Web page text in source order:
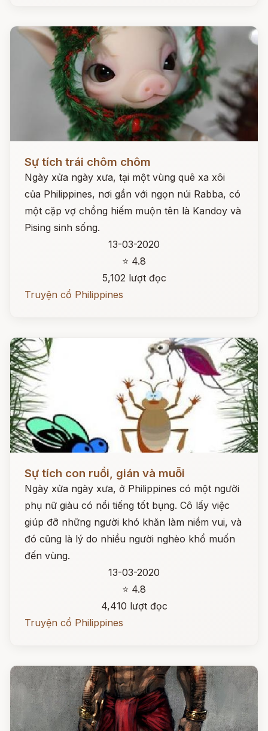
Sự tích trái chôm chôm
Ngày xửa ngày xưa, tại một vùng quê xa xôi
của Philippines, nơi gần với ngọn núi Rabba, có
một cặp vợ chồng hiếm muộn tên là Kandoy và
Pising sinh sống.
13-03-2020
⭐ 4.8
5,102 lượt đọc
Truyện cổ Philippines
Sự tích con ruồi, gián và muỗi
Ngày xửa ngày xưa, ở Philippines có một người
phụ nữ giàu có nổi tiếng tốt bụng. Cô lấy việc
giúp đỡ những người khó khăn làm niềm vui, và
đó cũng là lý do nhiều người nghèo khổ muốn
đến vùng.
13-03-2020
⭐ 4.8
4,410 lượt đọc
Truyện cổ Philippines